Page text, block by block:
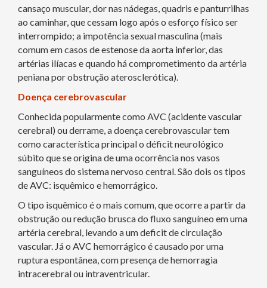
cansaço muscular, dor nas nádegas, quadris e panturrilhas
ao caminhar, que cessam logo após o esforço físico ser
interrompido; a impotência sexual masculina (mais
comum em casos de estenose da aorta inferior, das
artérias ilíacas e quando há comprometimento da artéria
peniana por obstrução aterosclerótica).
Doença cerebrovascular
Conhecida popularmente como AVC (acidente vascular
cerebral) ou derrame, a doença cerebrovascular tem
como característica principal o déficit neurológico
súbito que se origina de uma ocorrência nos vasos
sanguíneos do sistema nervoso central. São dois os tipos
de AVC: isquêmico e hemorrágico.
O tipo isquêmico é o mais comum, que ocorre a partir da
obstrução ou redução brusca do fluxo sanguíneo em uma
artéria cerebral, levando a um deficit de circulação
vascular. Já o AVC hemorrágico é causado por uma
ruptura espontânea, com presença de hemorragia
intracerebral ou intraventricular.